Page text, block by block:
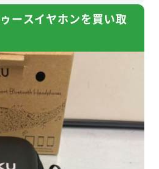
ースイヤホンを買い取